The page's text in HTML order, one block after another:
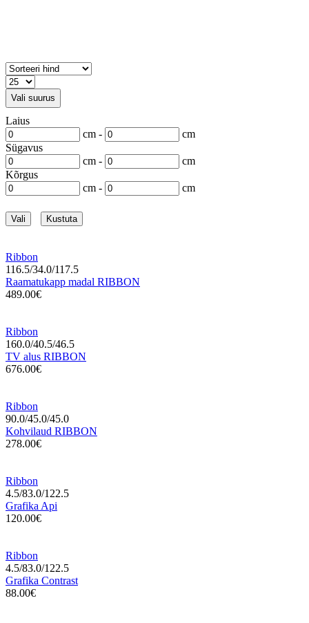
Vali suurus
Laius
cm -
cm
Sügavus
cm -
cm
Kõrgus
cm -
cm
Vali Kustuta
Ribbon
116.5/34.0/117.5
Raamatukapp madal RIBBON
489.00€
Ribbon
160.0/40.5/46.5
TV alus RIBBON
676.00€
Ribbon
90.0/45.0/45.0
Kohvilaud RIBBON
278.00€
Ribbon
4.5/83.0/122.5
Grafika Api
120.00€
Ribbon
4.5/83.0/122.5
Grafika Contrast
88.00€